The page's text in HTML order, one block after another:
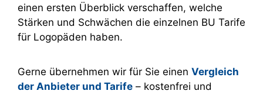
einen ersten Überblick verschaffen, welche
Stärken und Schwächen die einzelnen BU Tarife
für Logopäden haben.
Gerne übernehmen wir für Sie einen Vergleich
der Anbieter und Tarife – kostenfrei und